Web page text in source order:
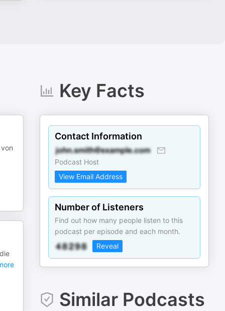
Key Facts
Contact Information
Podcast Host
View Email Address
Number of Listeners
Find out how many people listen to this
podcast per episode and each month.
Reveal
Similar Podcasts